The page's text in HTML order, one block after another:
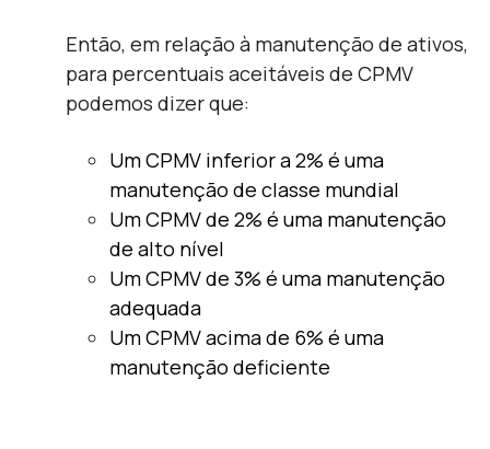
Então, em relação à manutenção de ativos,
para percentuais aceitáveis de CPMV
podemos dizer que:
Um CPMV inferior a 2% é uma
manutenção de classe mundial
Um CPMV de 2% é uma manutenção
de alto nível
Um CPMV de 3% é uma manutenção
adequada
Um CPMV acima de 6% é uma
manutenção deficiente